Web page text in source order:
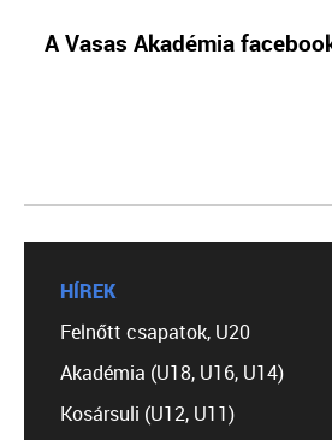
A Vasas Akadémia
HÍREK
Felnőtt csapatok, U20
Akadémia (U18, U16, U14)
Kosársuli (U12, U11)